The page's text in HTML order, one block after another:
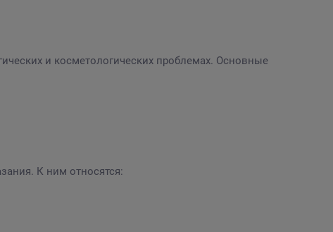
и косметологических проблемах. Основные
К ним относятся: